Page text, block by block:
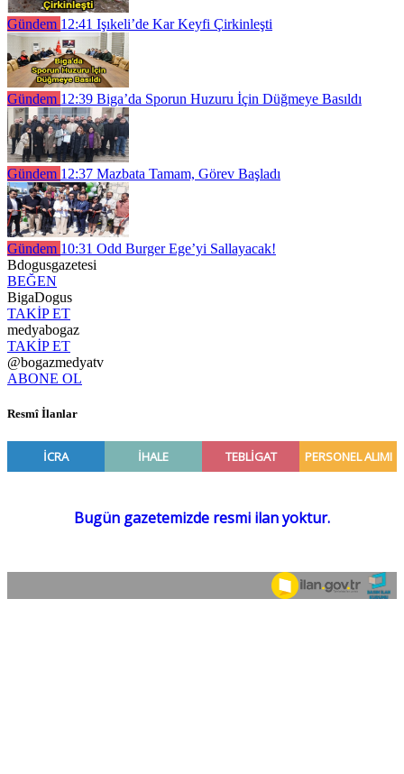
Gündem 12:41 Işıkeli’de Kar Keyfi Çirkinleşti
Gündem 12:39 Biga’da Sporun Huzuru İçin Düğmeye Basıldı
Gündem 12:37 Mazbata Tamam, Görev Başladı
Gündem 10:31 Odd Burger Ege’yi Sallayacak!
Bdogusgazetesi
BEĞEN
BigaDogus
TAKİP ET
medyabogaz
TAKİP ET
@bogazmedyatv
ABONE OL
Resmî İlanlar